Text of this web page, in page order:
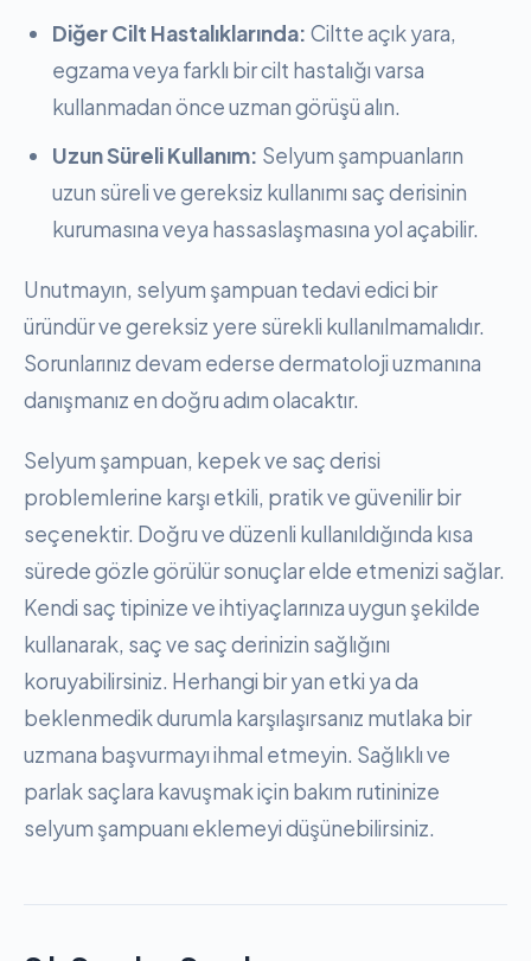
Diğer Cilt Hastalıklarında: Ciltte açık yara,
egzama veya farklı bir cilt hastalığı varsa
kullanmadan önce uzman görüşü alın.
Uzun Süreli Kullanım: Selyum şampuanların
uzun süreli ve gereksiz kullanımı saç derisinin
kurumasına veya hassaslaşmasına yol açabilir.
Unutmayın, selyum şampuan tedavi edici bir
üründür ve gereksiz yere sürekli kullanılmamalıdır.
Sorunlarınız devam ederse dermatoloji uzmanına
danışmanız en doğru adım olacaktır.
Selyum şampuan, kepek ve saç derisi
problemlerine karşı etkili, pratik ve güvenilir bir
seçenektir. Doğru ve düzenli kullanıldığında kısa
sürede gözle görülür sonuçlar elde etmenizi sağlar.
Kendi saç tipinize ve ihtiyaçlarınıza uygun şekilde
kullanarak, saç ve saç derinizin sağlığını
koruyabilirsiniz. Herhangi bir yan etki ya da
beklenmedik durumla karşılaşırsanız mutlaka bir
uzmana başvurmayı ihmal etmeyin. Sağlıklı ve
parlak saçlara kavuşmak için bakım rutininize
selyum şampuanı eklemeyi düşünebilirsiniz.